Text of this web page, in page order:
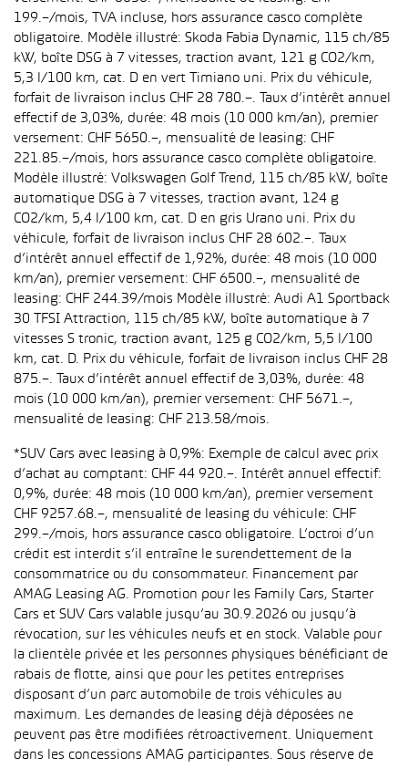
199.–/mois, TVA incluse, hors assurance casco complète
obligatoire. Modèle illustré: Skoda Fabia Dynamic, 115 ch/85
kW, boîte DSG à 7 vitesses, traction avant, 121 g CO2/km,
5,3 l/100 km, cat. D en vert Timiano uni. Prix du véhicule,
forfait de livraison inclus CHF 28 780.–. Taux d’intérêt annuel
effectif de 3,03%, durée: 48 mois (10 000 km/an), premier
versement: CHF 5650.–, mensualité de leasing: CHF
221.85.–/mois, hors assurance casco complète obligatoire.
Modèle illustré: Volkswagen Golf Trend, 115 ch/85 kW, boîte
automatique DSG à 7 vitesses, traction avant, 124 g
CO2/km, 5,4 l/100 km, cat. D en gris Urano uni. Prix du
véhicule, forfait de livraison inclus CHF 28 602.–. Taux
d’intérêt annuel effectif de 1,92%, durée: 48 mois (10 000
km/an), premier versement: CHF 6500.–, mensualité de
leasing: CHF 244.39/mois Modèle illustré: Audi A1 Sportback
30 TFSI Attraction, 115 ch/85 kW, boîte automatique à 7
vitesses S tronic, traction avant, 125 g CO2/km, 5,5 l/100
km, cat. D. Prix du véhicule, forfait de livraison inclus CHF 28
875.–. Taux d’intérêt annuel effectif de 3,03%, durée: 48
mois (10 000 km/an), premier versement: CHF 5671.–,
mensualité de leasing: CHF 213.58/mois.
*SUV Cars avec leasing à 0,9%: Exemple de calcul avec prix
d’achat au comptant: CHF 44 920.–. Intérêt annuel effectif:
0,9%, durée: 48 mois (10 000 km/an), premier versement
CHF 9257.68.–, mensualité de leasing du véhicule: CHF
299.–/mois, hors assurance casco obligatoire. L’octroi d’un
crédit est interdit s’il entraîne le surendettement de la
consommatrice ou du consommateur. Financement par
AMAG Leasing AG. Promotion pour les Family Cars, Starter
Cars et SUV Cars valable jusqu’au 30.9.2026 ou jusqu’à
révocation, sur les véhicules neufs et en stock. Valable pour
la clientèle privée et les personnes physiques bénéficiant de
rabais de flotte, ainsi que pour les petites entreprises
disposant d’un parc automobile de trois véhicules au
maximum. Les demandes de leasing déjà déposées ne
peuvent pas être modifiées rétroactivement. Uniquement
dans les concessions AMAG participantes. Sous réserve de